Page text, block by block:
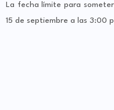
La fecha límite para
15 de septiembre a las 3:00